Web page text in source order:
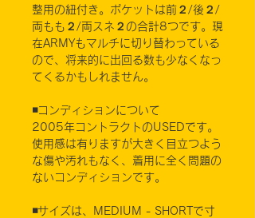
整用の紐付き。ポケットは前２/後２/
両もも２/両スネ２の合計8つです。現
在ARMYもマルチに切り替わっている
ので、将来的に出回る数も少なくなっ
てくるかもしれません。
◾️コンディションについて
2005年コントラクトのUSEDです。
使用感は有りますが大きく目立つよう
な傷や汚れもなく、着用に全く問題の
ないコンディションです。
◾️サイズは、MEDIUM - SHORTで寸